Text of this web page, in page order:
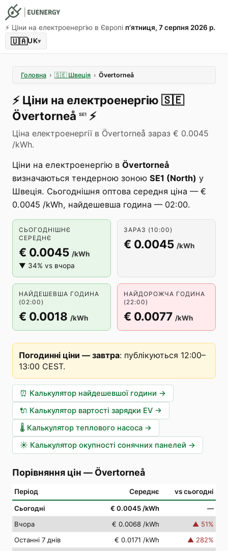
⚡️ Ціни на електроенергію в Європі пʼятниця, 7 серпня 2026 р.
🇺🇦UK▾
Головна › 🇸🇪 Швеція › Övertorneå
⚡️ Ціни на електроенергію 🇸🇪
Övertorneå SE1 ⚡️
Ціна електроенергії в Övertorneå зараз € 0.0045
/kWh.
Ціни на електроенергію в Övertorneå
визначаються тендерною зоною SE1 (North) у
Швеція. Сьогоднішня оптова середня ціна — €
0.0045 /kWh, найдешевша година — 02:00.
СЬОГОДНІШНЄ
СЕРЕДНЄ
€ 0.0045 /kWh
▼ 34% vs вчора
ЗАРАЗ (10:00)
€ 0.0045 /kWh
НАЙДЕШЕВША ГОДИНА
(02:00)
€ 0.0018 /kWh
НАЙДОРОЖЧА ГОДИНА
(22:00)
€ 0.0077 /kWh
Погодинні ціни — завтра: публікуються 12:00–
13:00 CEST.
⏰ Калькулятор найдешевшої години →
🔌 Калькулятор вартості зарядки EV →
🌡️ Калькулятор теплового насоса →
☀️ Калькулятор окупності сонячних панелей →
Порівняння цін — Övertorneå
Період Середнє vs сьогодні
Сьогодні € 0.0045 /kWh
—
Вчора
€ 0.0068 /kWh ▲ 51%
Останні 7 днів
€ 0.0171 /kWh ▲ 282%